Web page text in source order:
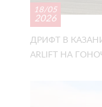
18/05
2026
ДРИФТ В
ARLIFT НА